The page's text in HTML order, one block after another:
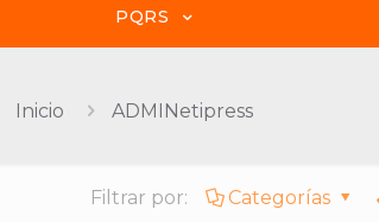
PQRS
Inicio ADMINetipress
Filtrar por: Categorías